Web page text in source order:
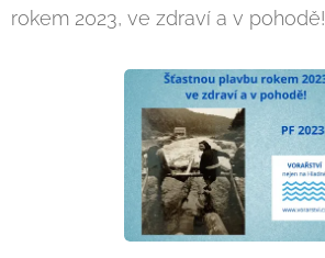
rokem 2023, ve zdraví a v pohodě!